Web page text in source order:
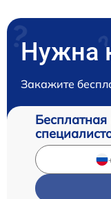
Нужна
Закажите
Бесплатная